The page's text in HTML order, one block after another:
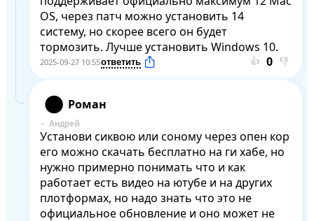
OS, через патч можно установить 14
систему, но скорее всего он будет
тормозить. Лучше установить Windows 10.
2025-09-27 10:55 👍 👎
Роман
Андрей
Установи сиквою или соному через опен кор
его можно скачать бесплатно на ги хабе, но
нужно примерно понимать что и как
работает есть видео на ютубе и на других
плотформах, но надо знать что это не
официальное обновление и оно может не